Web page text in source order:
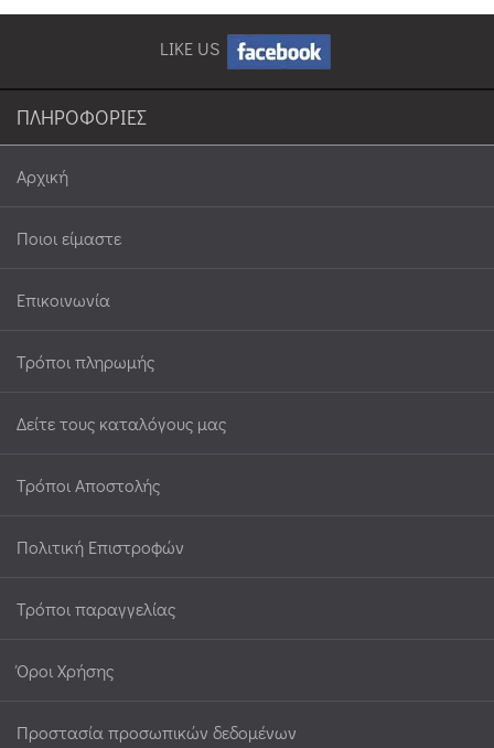
(4)
ΑΠΟΦΛΟΙΩΤΈΣ
(1)
ΔΙΆΦΟΡΑ
(11)
ΘΕΡΜΌΜΕΤΡΑ
ΠΑΓΩΤΟΎ
ΣΤΥΠΤΉΡΙΑ
-
LIKE US
ΠΛΗΡΟΦΟΡΙΕΣ
Αρχική
Ποιοι είμαστε
Επικοινωνία
Τρόποι πληρωμής
Δείτε τους καταλόγους μας
Τρόποι Αποστολής
Πολιτική Επιστροφών
Τρόποι παραγγελίας
Όροι Χρήσης
Προστασία προσωπικών δεδομένων